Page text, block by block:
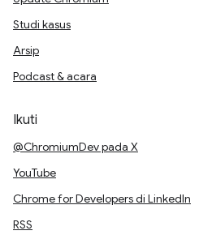
Studi kasus
Arsip
Podcast & acara
Ikuti
@ChromiumDev pada X
YouTube
Chrome for Developers di LinkedIn
RSS